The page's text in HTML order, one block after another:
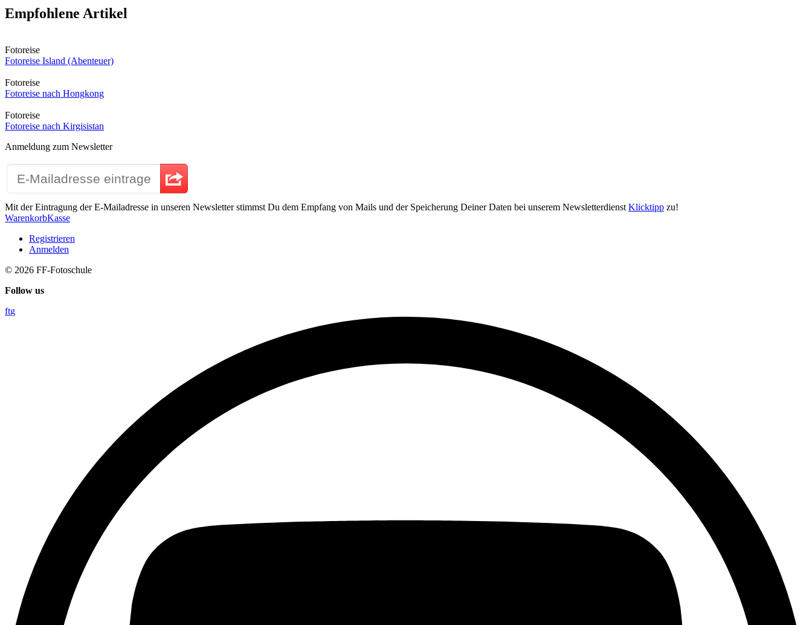
Empfohlene Artikel
Fotoreise
Fotoreise Island (Abenteuer)
Fotoreise
Fotoreise nach Hongkong
Fotoreise
Fotoreise nach Kirgisistan
Anmeldung zum Newsletter
Mit der Eintragung der E-Mailadresse in unseren Newsletter stimmst Du dem Empfang von Mails und der Speicherung Deiner Daten bei unserem Newsletterdienst Klicktipp zu!
WarenkorbKasse
Registrieren
Anmelden
© 2026 FF-Fotoschule
Follow us
ftg